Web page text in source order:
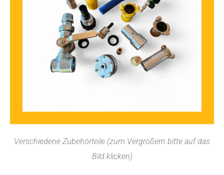
Verschiedene Zubehörteile (zum Vergrößern bitte auf das
Bild klicken)